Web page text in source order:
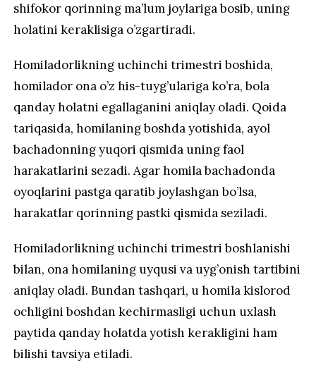
shifokor qorinning ma’lum joylariga bosib, uning
holatini keraklisiga o’zgartiradi.
Homiladorlikning uchinchi trimestri boshida,
homilador ona o’z his-tuyg’ulariga ko’ra, bola
qanday holatni egallaganini aniqlay oladi. Qoida
tariqasida, homilaning boshda yotishida, ayol
bachadonning yuqori qismida uning faol
harakatlarini sezadi. Agar homila bachadonda
oyoqlarini pastga qaratib joylashgan bo’lsa,
harakatlar qorinning pastki qismida seziladi.
Homiladorlikning uchinchi trimestri boshlanishi
bilan, ona homilaning uyqusi va uyg’onish tartibini
aniqlay oladi. Bundan tashqari, u homila kislorod
ochligini boshdan kechirmasligi uchun uxlash
paytida qanday holatda yotish kerakligini ham
bilishi tavsiya etiladi.